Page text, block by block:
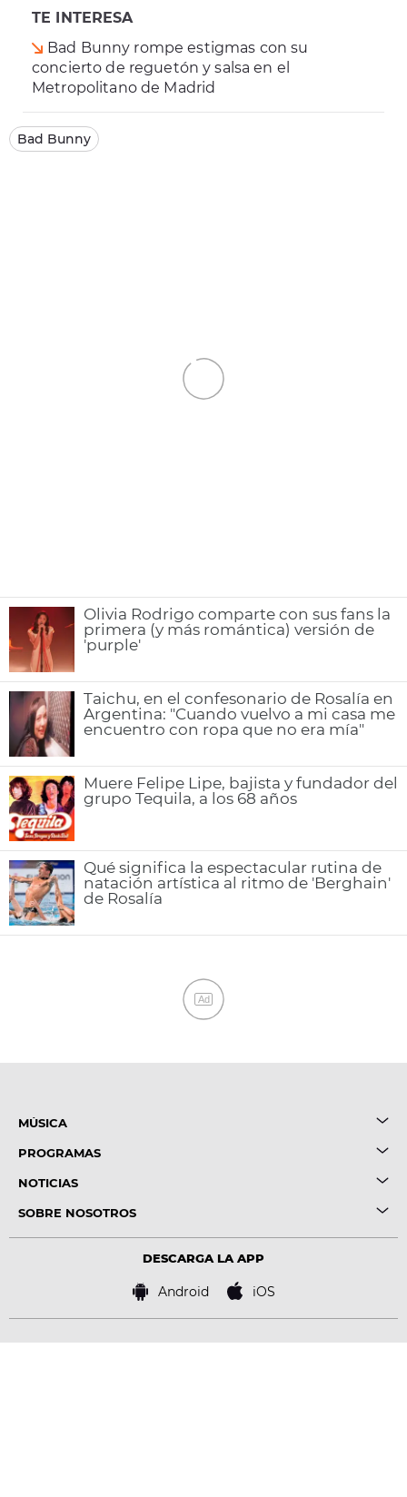
TE INTERESA
Bad Bunny rompe estigmas con su
concierto de reguetón y salsa en el
Metropolitano de Madrid
Bad Bunny
Olivia Rodrigo comparte con sus fans la
primera (y más romántica) versión de
'purple'
Taichu, en el confesonario de Rosalía en
Argentina: "Cuando vuelvo a mi casa me
encuentro con ropa que no era mía"
Muere Felipe Lipe, bajista y fundador del
grupo Tequila, a los 68 años
Qué significa la espectacular rutina de
natación artística al ritmo de 'Berghain'
de Rosalía
Ad
MÚSICA
PROGRAMAS
NOTICIAS
SOBRE NOSOTROS
DESCARGA LA APP
Android iOS